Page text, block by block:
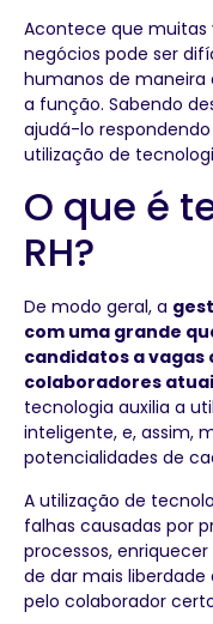
Acontece que muitas
negócios pode ser
humanos de maneira
a função. Sabendo
ajudá-lo
utilização de
O que é
RH?
De modo geral, a
com uma grande
candidatos a vagas
colaboradores
tecnologia auxilia a
inteligente, e, assim,
potencialidades de
A utilização de
falhas causadas por
processos,
de dar mais
pelo colaborador